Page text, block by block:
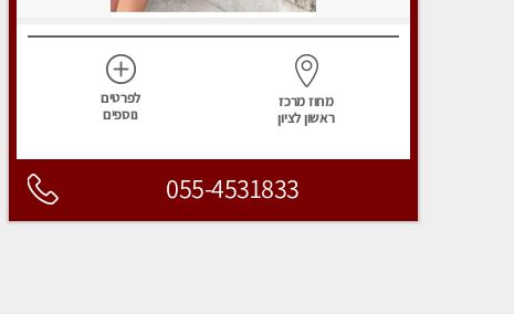
מחוז מרכז
ראשון לציון
לפרטים
נוספים
055-4531833